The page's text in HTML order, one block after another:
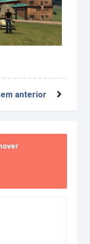
anterior